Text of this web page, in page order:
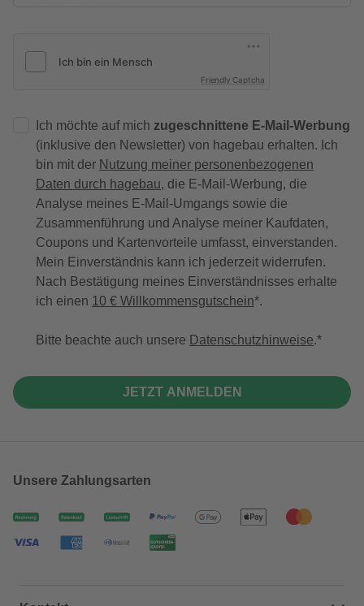
Friendly Captcha
Ich möchte auf mich zugeschnittene E-Mail-Werbung
(inklusive den Newsletter) von hagebau erhalten. Ich
bin mit der Nutzung meiner personenbezogenen
Daten durch hagebau, die E-Mail-Werbung, die
Analyse meines E-Mail-Umgangs sowie die
Zusammenführung und Analyse meiner Kaufdaten,
Coupons und Kartenvorteile umfasst, einverstanden.
Mein Einverständnis kann ich jederzeit widerrufen.
Nach Bestätigung meines Einverständnisses erhalte
ich einen 10 € Willkommensgutschein*.
Bitte beachte auch unsere Datenschutzhinweise.
JETZT ANMELDEN
Unsere Zahlungsarten